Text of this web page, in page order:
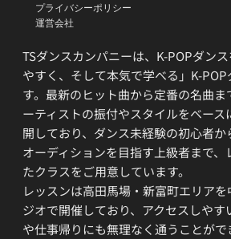
TSダンスカンパニーは、K-POPダン
やすく、そして本気で学べる」K-
す。最新のヒット曲から定番の名曲ま
ーティストの振付やスタイルをベー
開しており、ダンス未経験の初心者
オーディションを目指す上級者まで、
たクラスをご用意しています。
レッスンは高田馬場・新富町エリア
ジオで開催しており、アクセスしや
や仕事帰りにも無理なく通うことが
プライバシーポリシー
運営会社